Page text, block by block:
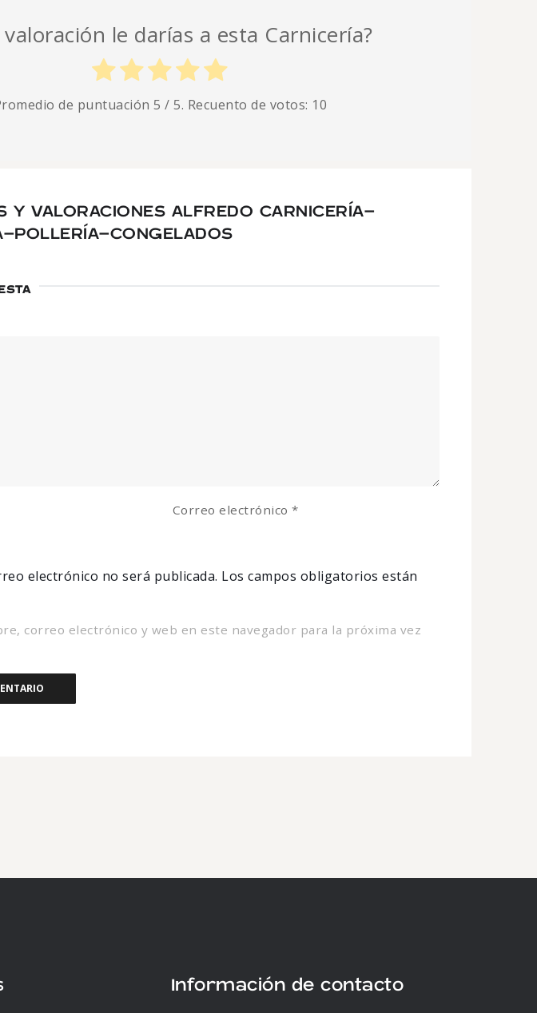
valoración le darías a esta Carnicería?
de puntuación5 / 5. Recuento de votos: 10
Y VALORACIONES ALFREDO CARNICERÍA-
POLLERÍA-CONGELADOS
electrónico no será publicada. Los campos obligatorios están
Correo electrónico*
correo electrónico y web en este navegador para la próxima vez
Información de contacto